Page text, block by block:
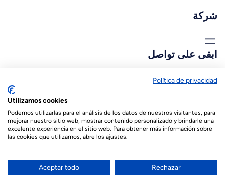
شركة
ابقى على تواصل
biopastis@biopastis.com
+34 925 180 903
Español
(
English
(الإنجليزية
Política de privacidad
Utilizamos cookies
Podemos utilizarlas para el análisis de los datos de nuestros visitantes, para
mejorar nuestro sitio web, mostrar contenido personalizado y brindarle una
excelente experiencia en el sitio web. Para obtener más información sobre
las cookies que utilizamos, abre los ajustes.
Aceptar todo Rechazar